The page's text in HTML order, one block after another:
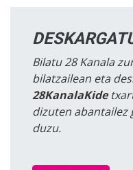
Bilatu 28 Kanala
bilatzailean eta
28KanalaKide
dizuten abantailez
duzu.